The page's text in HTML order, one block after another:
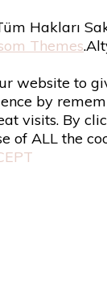
Hakları
Themes
website to
by
visits. By
of ALL the